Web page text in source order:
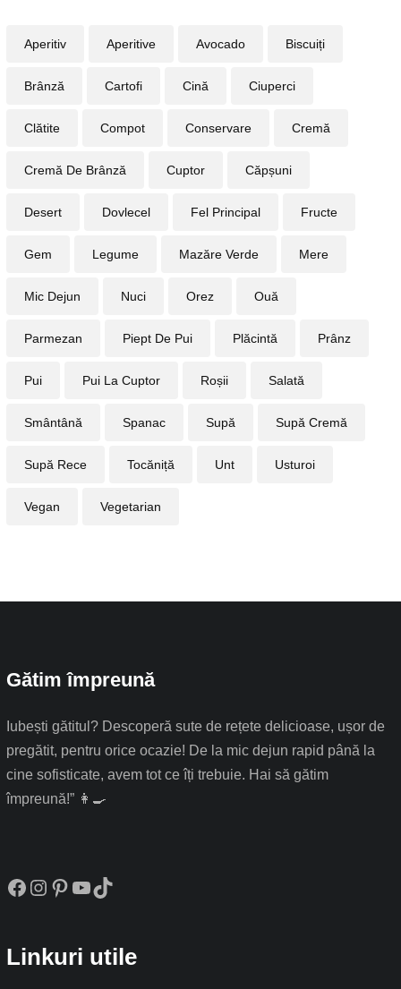
Aperitiv Aperitive Avocado Biscuiți
Brânză Cartofi Cină Ciuperci
Clătite Compot Conservare Cremă
Cremă De Brânză Cuptor Căpșuni
Desert Dovlecel Fel Principal Fructe
Gem Legume Mazăre Verde Mere
Mic Dejun Nuci Orez Ouă
Parmezan Piept De Pui Plăcintă Prânz
Pui Pui La Cuptor Roșii Salată
Smântână Spanac Supă Supă Cremă
Supă Rece Tocăniță Unt Usturoi
Vegan Vegetarian
Gătim împreună
Iubești gătitul? Descoperă sute de rețete delicioase, ușor de
pregătit, pentru orice ocazie! De la mic dejun rapid până la
cine sofisticate, avem tot ce îți trebuie. Hai să gătim
împreună!” 👩‍🍳
Linkuri utile